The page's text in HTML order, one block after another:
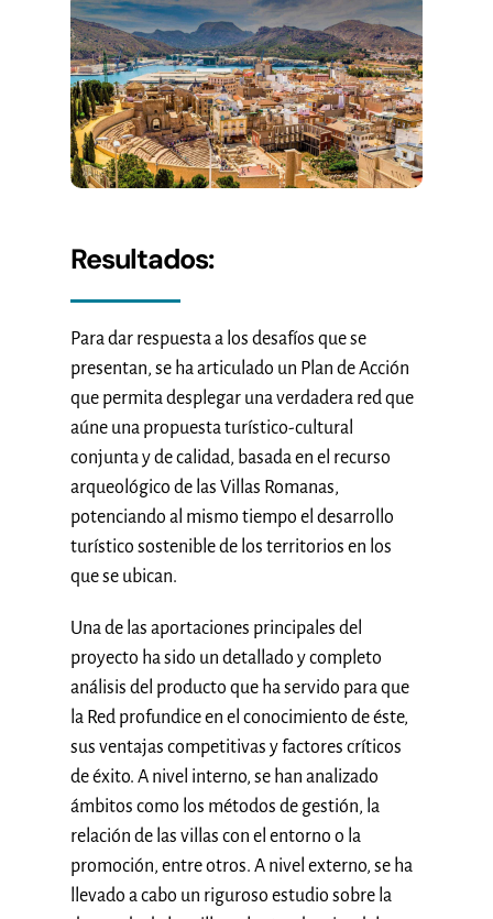
Resultados:
Para dar respuesta a los desafíos que se
presentan, se ha articulado un Plan de Acción
que permita desplegar una verdadera red que
aúne una propuesta turístico-cultural
conjunta y de calidad, basada en el recurso
arqueológico de las Villas Romanas,
potenciando al mismo tiempo el desarrollo
turístico sostenible de los territorios en los
que se ubican.
Una de las aportaciones principales del
proyecto ha sido un detallado y completo
análisis del producto que ha servido para que
la Red profundice en el conocimiento de éste,
sus ventajas competitivas y factores críticos
de éxito. A nivel interno, se han analizado
ámbitos como los métodos de gestión, la
relación de las villas con el entorno o la
promoción, entre otros. A nivel externo, se ha
llevado a cabo un riguroso estudio sobre la